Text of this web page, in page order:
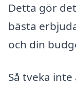
Detta gör
bästa
och din
Så tveka